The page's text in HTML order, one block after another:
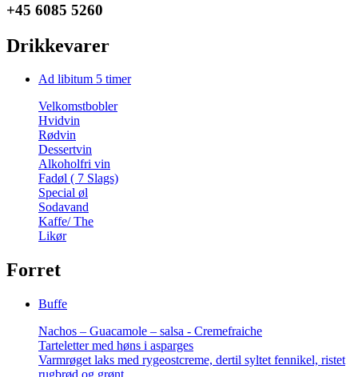
+45 6085 5260
Drikkevarer
Ad libitum 5 timer
Velkomstbobler
Hvidvin
Rødvin
Dessertvin
Alkoholfri vin
Fadøl ( 7 Slags)
Special øl
Sodavand
Kaffe/ The
Likør
Forret
Buffe
Nachos – Guacamole – salsa - Cremefraiche
Tarteletter med høns i asparges
Varmrøget laks med rygeostcreme, dertil syltet fennikel, ristet